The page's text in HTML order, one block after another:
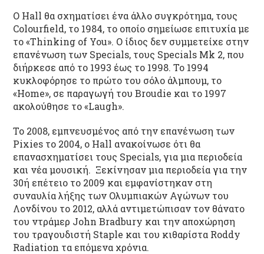
Ο Hall θα σχηματίσει ένα άλλο συγκρότημα, τους
Colourfield, το 1984, το οποίο σημείωσε επιτυχία με
το «Thinking of You». Ο ίδιος δεν συμμετείχε στην
επανένωση των Specials, τους Specials Mk 2, που
διήρκεσε από το 1993 έως το 1998. Το 1994
κυκλοφόρησε το πρώτο του σόλο άλμπουμ, το
«Home», σε παραγωγή του Broudie και το 1997
ακολούθησε το «Laugh».
Το 2008, εμπνευσμένος από την επανένωση των
Pixies το 2004, ο Hall ανακοίνωσε ότι θα
επανασχηματίσει τους Specials, για μια περιοδεία
και νέα μουσική. Ξεκίνησαν μια περιοδεία για την
30ή επέτειο το 2009 και εμφανίστηκαν στη
συναυλία λήξης των Ολυμπιακών Αγώνων του
Λονδίνου το 2012, αλλά αντιμετώπισαν τον θάνατο
του ντράμερ John Bradbury και την αποχώρηση
του τραγουδιστή Staple και του κιθαρίστα Roddy
Radiation τα επόμενα χρόνια.